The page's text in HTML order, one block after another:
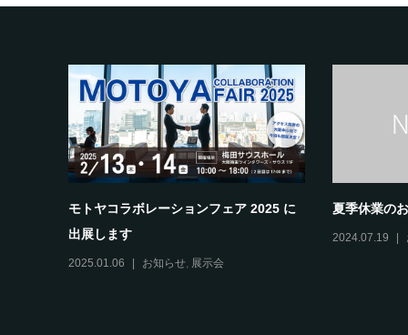
モトヤコラボレーションフェア 2025 に
出展します
2025.01.06 お知らせ 展示会
夏季休業の
2024.07.19